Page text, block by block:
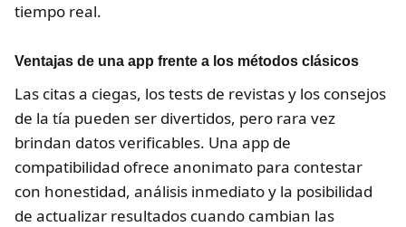
tiempo real.
Ventajas de una app frente a los métodos clásicos
Las citas a ciegas, los tests de revistas y los consejos
de la tía pueden ser divertidos, pero rara vez
brindan datos verificables. Una app de
compatibilidad ofrece anonimato para contestar
con honestidad, análisis inmediato y la posibilidad
de actualizar resultados cuando cambian las